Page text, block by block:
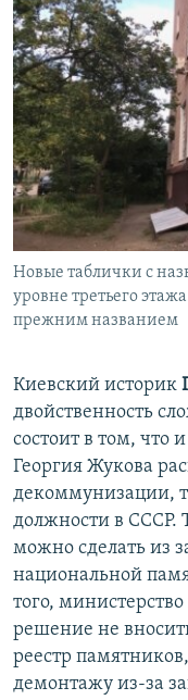
Новые таблички с
уровне третьего
прежним названием
Киевский историк
двойственность
состоит в том, что
Георгия Жукова
декоммунизации,
должности в СССР.
можно сделать из
национальной
того,
решение не
реестр
демонтажу из-за